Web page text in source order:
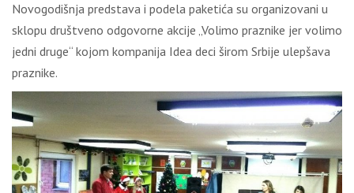
Novogodišnja predstava i podela paketića su organizovani u
sklopu društveno odgovorne akcije „Volimo praznike jer volimo
jedni druge“ kojom kompanija Idea deci širom Srbije ulepšava
praznike.